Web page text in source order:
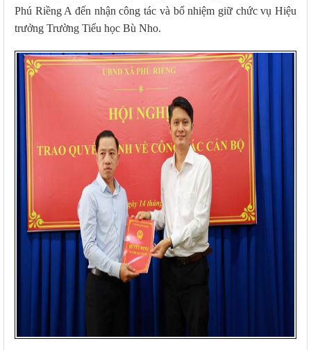
Phú Riềng A đến nhận công tác và bổ nhiệm giữ chức vụ Hiệu
trưởng Trường Tiểu học Bù Nho.